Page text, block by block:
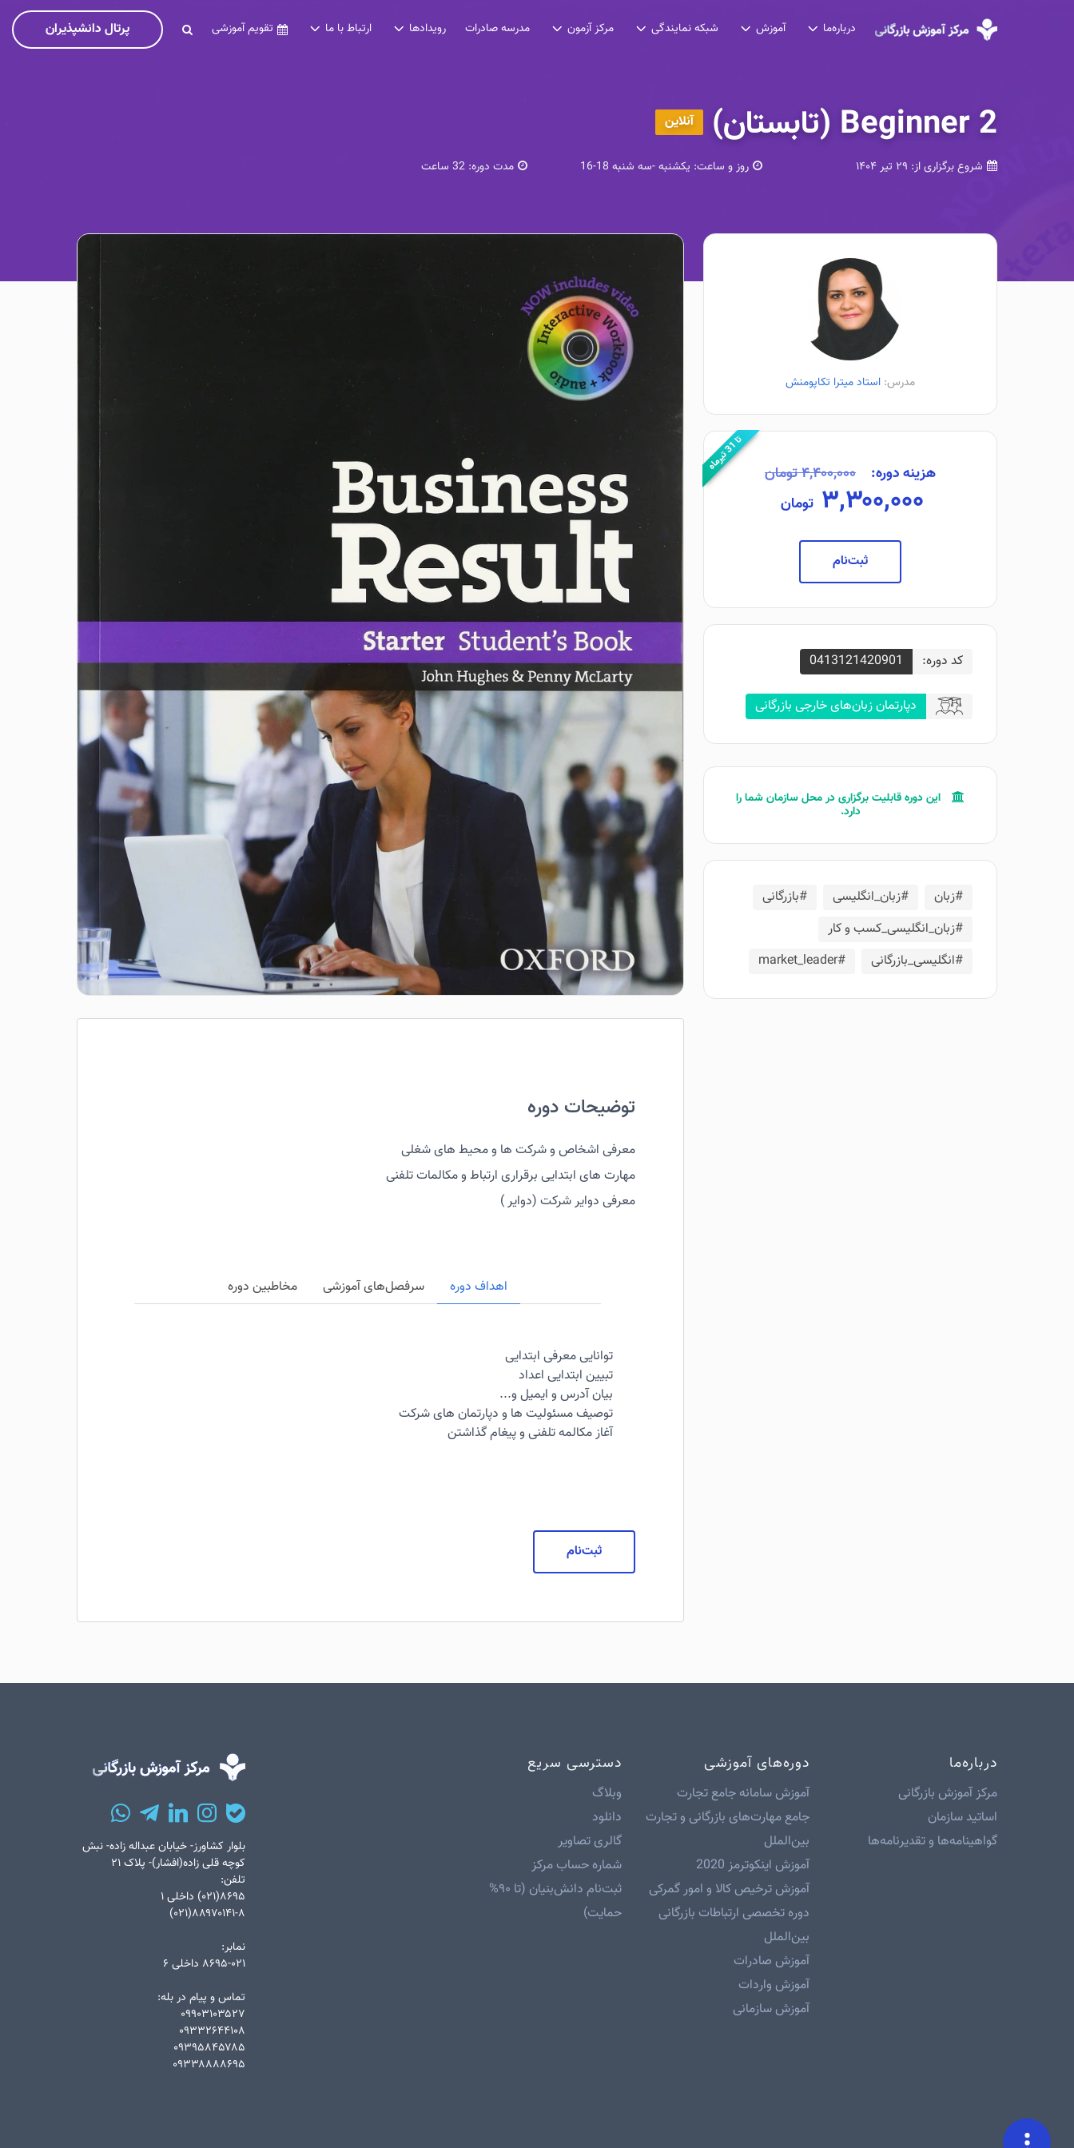
درباره‌ما آموزش شبکه نمایندگی مرکز آزمون مدرسه صادرات رویدادها ارتباط با ما تقویم آموزشی پرتال دانشپذیران
Beginner 2 (تابستان) آنلاین
شروع برگزاری از: ۲۹ تیر ۱۴۰۴ روز و ساعت: یکشنبه -سه شنبه 18-16 مدت دوره: 32 ساعت
مدرس: استاد میترا تکاپومنش
ت
ا
31ت
ی
ر
م
ا
ه
هزینه دوره: ۴,۴۰۰,۰۰۰ تومان
۳,۳۰۰,۰۰۰ تومان
ثبت‌نام
کد دوره: 0413121420901
دپارتمان زبان‌های خارجی بازرگانی
این دوره قابلیت برگزاری در محل سازمان‌ شما را
دارد.
#زبان #زبان_انگلیسی
#بازرگانی
#زبان_انگلیسی_کسب و کار
#انگلیسی_بازرگانی
#market_leader
توضیحات دوره
معرفی اشخاص و شرکت ها و محیط های شغلی
مهارت های ابتدایی برقراری ارتباط و مکالمات تلفنی
معرفی دوایر شرکت (دوایر )
اهداف دوره سرفصل‌های آموزشی مخاطبین دوره
توانایی معرفی ابتدایی
تبیین ابتدایی اعداد
بیان آدرس و ایمیل و...
توصیف مسئولیت ها و دپارتمان های شرکت
آغاز مکالمه تلفنی و پیغام گذاشتن
ثبت‌نام
درباره‌ما
مرکز آموزش بازرگانی
اساتید سازمان
گواهینامه‌ها و تقدیرنامه‌ها
دوره‌های آموزشی
آموزش سامانه جامع تجارت
جامع مهارت‌های بازرگانی و تجارت
بین‌الملل
آموزش اینکوترمز 2020
آموزش ترخیص کالا و امور گمرکی
دوره تخصصی ارتباطات بازرگانی
بین‌الملل
آموزش صادرات
آموزش واردات
آموزش سازمانی
دسترسی سریع
وبلاگ
دانلود
گالری تصاویر
شماره حساب مرکز
ثبت‌نام دانش‌بنیان (تا ۹۰%
حمایت)
بلوار کشاورز- خیابان عبداله زاده- نبش
کوچه قلی زاده(افشار)- پلاک ۲۱
تلفن:
۸۶۹۵(۰۲۱) داخلی ۱
۸۸۹۷۰۱۴۱-۸(۰۲۱)
نمابر:
۸۶۹۵-۰۲۱ داخلی ۶
تماس و پیام در بله:
۰۹۹۰۳۱۰۳۵۲۷
۰۹۳۳۲۶۴۴۱۰۸
۰۹۳۹۵۸۴۵۷۸۵
۰۹۳۳۸۸۸۸۶۹۵